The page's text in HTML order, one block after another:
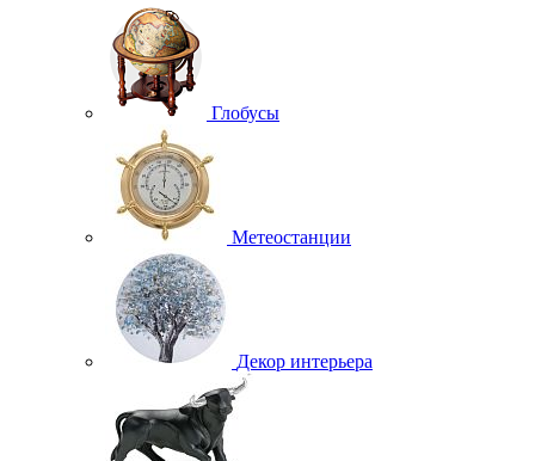
Глобусы
Метеостанции
Декор интерьера